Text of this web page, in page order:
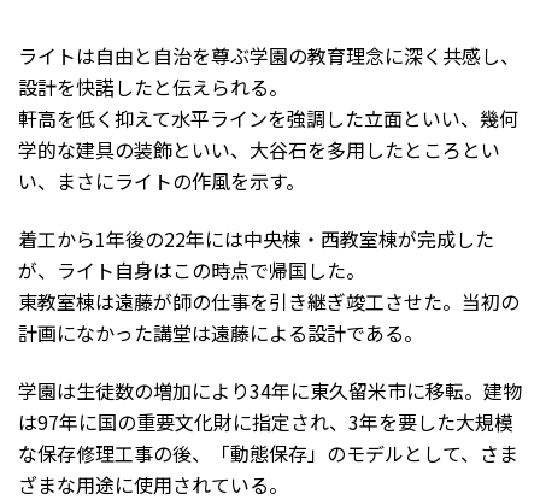
ライトは自由と自治を尊ぶ学園の教育理念に深く共感し、
設計を快諾したと伝えられる。
軒高を低く抑えて水平ラインを強調した立面といい、幾何
学的な建具の装飾といい、大谷石を多用したところとい
い、まさにライトの作風を示す。
着工から1年後の22年には中央棟・西教室棟が完成した
が、ライト自身はこの時点で帰国した。
東教室棟は遠藤が師の仕事を引き継ぎ竣工させた。当初の
計画になかった講堂は遠藤による設計である。
学園は生徒数の増加により34年に東久留米市に移転。建物
は97年に国の重要文化財に指定され、3年を要した大規模
な保存修理工事の後、「動態保存」のモデルとして、さま
ざまな用途に使用されている。